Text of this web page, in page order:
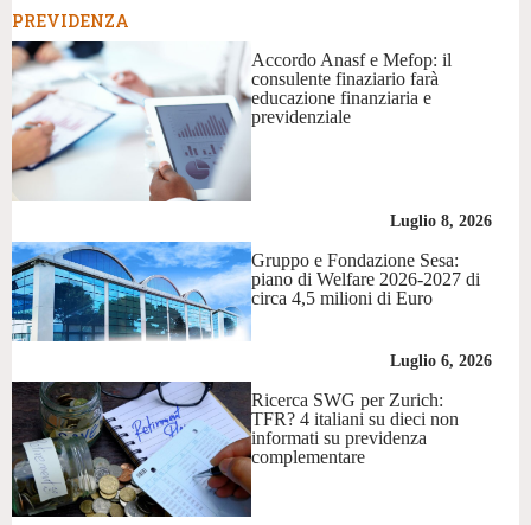
PREVIDENZA
Accordo Anasf e Mefop: il
consulente finaziario farà
educazione finanziaria e
previdenziale
Luglio 8, 2026
Gruppo e Fondazione Sesa:
piano di Welfare 2026-2027 di
circa 4,5 milioni di Euro
Luglio 6, 2026
Ricerca SWG per Zurich:
TFR? 4 italiani su dieci non
informati su previdenza
complementare